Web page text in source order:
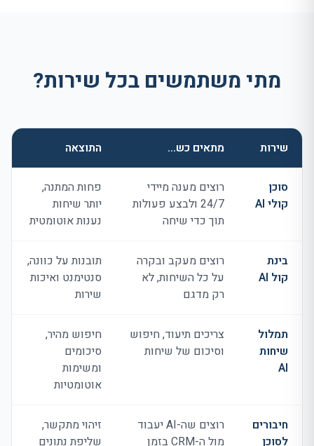
מתי משתמשים בכל שירות?
שירות מתאים כש… התוצאה
סוכן
קולי AI
רוצים מענה מיידי
24/7 ולבצע פעולות
תוך כדי שיחה
פחות המתנה,
יותר שיחות
נענות אוטומטית
בינת
קול AI
רוצים מעקב ובקרה
על כל השיחות, לא
רק מדגם
תובנות על כוונה,
סנטימנט ואיכות
שירות
תמלול
שיחות
AI
צריכים תיעוד, חיפוש
וסיכום של שיחות
חיפוש מהיר,
סיכומים
ומשימות
אוטומטיות
חיבורים
לסוכן
רוצים שה-AIיעבוד
מול ה-CRMבזמן
זיהוי מתקשר,
שליפת נתונים